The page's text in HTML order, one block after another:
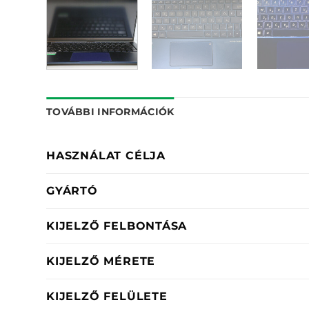
TOVÁBBI INFORMÁCIÓK
HASZNÁLAT CÉLJA
GYÁRTÓ
KIJELZŐ FELBONTÁSA
KIJELZŐ MÉRETE
KIJELZŐ FELÜLETE